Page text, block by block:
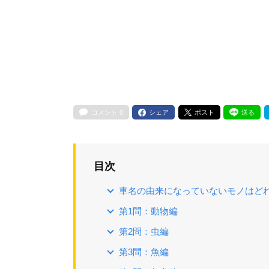
コメント 0 シェア ポスト 送る
目次
車名の由来になっていないモノはど
第1問：動物編
第2問：虫編
第3問：魚編